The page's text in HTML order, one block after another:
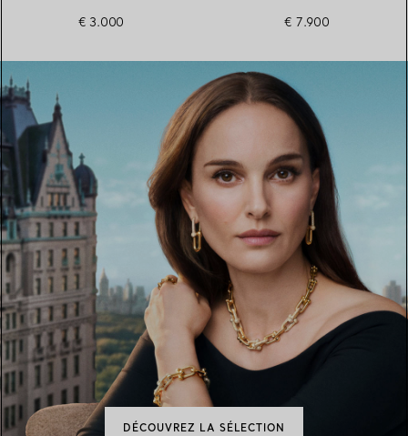
€ 3.000 € 7.900
DÉCOUVREZ LA SÉLECTION